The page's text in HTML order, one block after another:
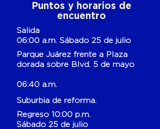
Puntos y horarios de
encuentro
Salida
06:00 a.m. Sábado 25 de julio
Parque Juárez frente a Plaza
dorada sobre Blvd. 5 de mayo
06:40 a.m.
Suburbia de reforma.
Regreso 10:00 p.m.
Sábado 25 de julio